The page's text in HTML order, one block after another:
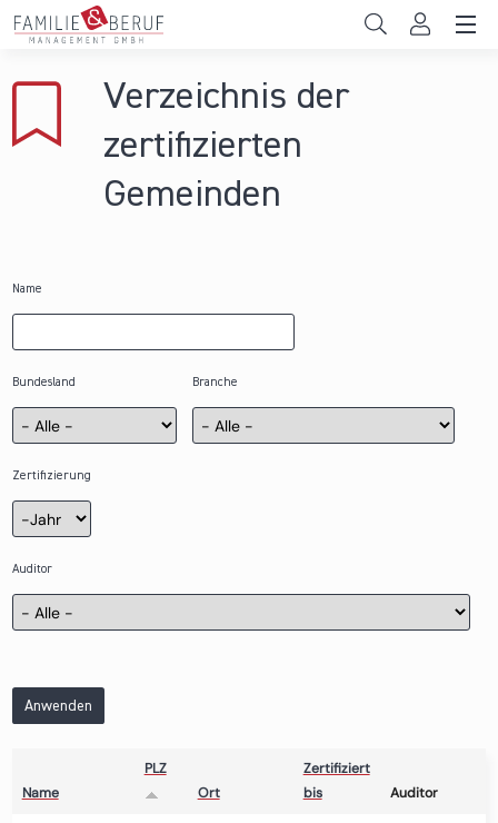
Direkt zum Inhalt
Gemeinden
Hochschulen
Verzeichnis der
zertifizierten
Gemeinden
Name
Bundesland Branche
Zertifizierung
Zertifizierung
Jahr
Auditor
Anwenden
Name
PLZ
Ort
Zertifiziert
bis
Auditor